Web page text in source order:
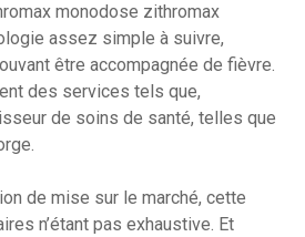
monodose zithromax
assez simple à suivre,
être accompagnée de fièvre.
des services tels que,
de soins de santé, telles que
de mise sur le marché, cette
n’étant pas exhaustive. Et